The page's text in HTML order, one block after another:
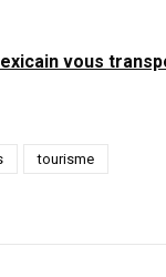
vous
tourisme